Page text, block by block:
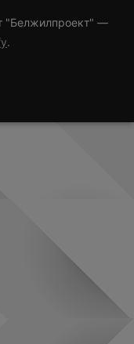
"Белжилпроект" —
.